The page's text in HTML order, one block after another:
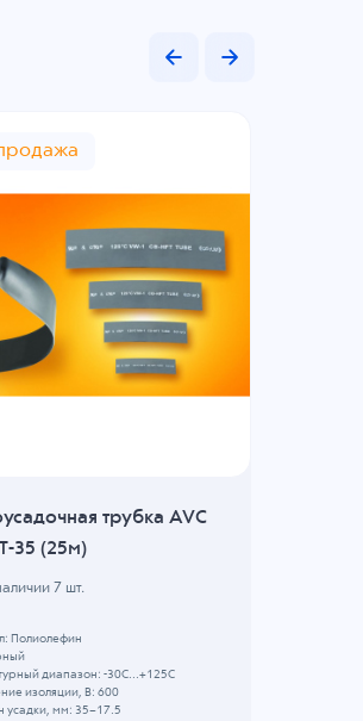
трубка AVC
35 (25м)
7 шт.
Полиолефин
диапазон: -30C...+125C
изоляции, В: 600
усадки, мм: 35~17.5